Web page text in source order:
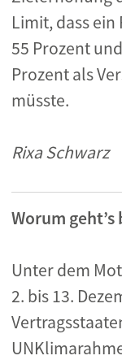
Limit, dass
55 Prozent
Prozent als
müsste.
Rixa Schwarz
Worum geht’s
Unter dem
2. bis 13.